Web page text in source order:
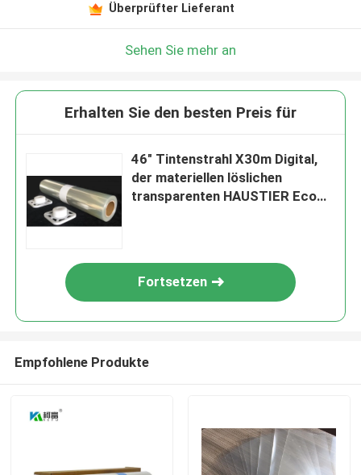
Überprüfter Lieferant
Sehen Sie mehr an
Erhalten Sie den besten Preis für
46" Tintenstrahl X30m Digital,
der materiellen löslichen
transparenten HAUSTIER Eco
Fortsetzen
Empfohlene Produkte